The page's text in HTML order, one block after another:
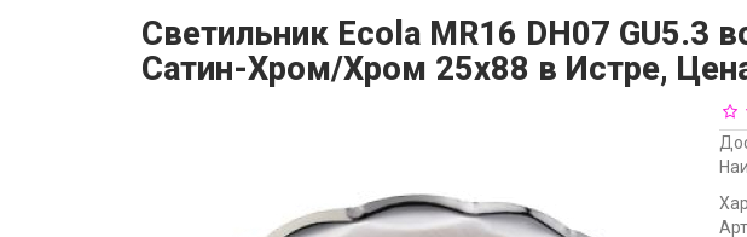
Светильник Ecola MR16 DH07
Сатин-Хром/Хром 25x88 в Истре,